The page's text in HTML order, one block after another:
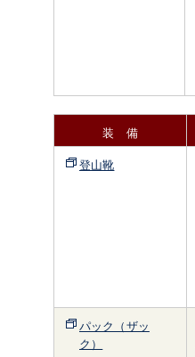
装 備
登山靴
パック（ザッ
ク）